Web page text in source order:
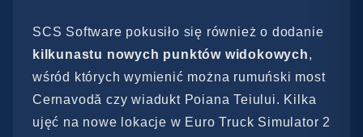
SCS Software pokusiło się również o dodanie
kilkunastu nowych punktów widokowych,
wśród których wymienić można rumuński most
Cernavodă czy wiadukt Poiana Teiului. Kilka
ujęć na nowe lokacje w Euro Truck Simulator 2